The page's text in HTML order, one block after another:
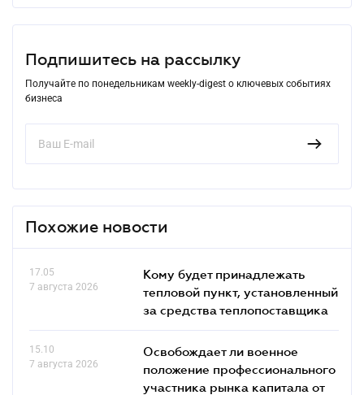
Подпишитесь на рассылку
Получайте по понедельникам weekly-digest о ключевых событиях
бизнеса
Похожие новости
17.05
7 августа 2026
Кому будет принадлежать
тепловой пункт, установленный
за средства теплопоставщика
15.10
7 августа 2026
Освобождает ли военное
положение профессионального
участника рынка капитала от